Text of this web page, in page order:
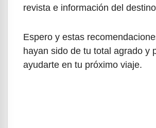
revista e información del
Espero y estas
hayan sido de tu total agrado y
ayudarte en tu próximo viaje.